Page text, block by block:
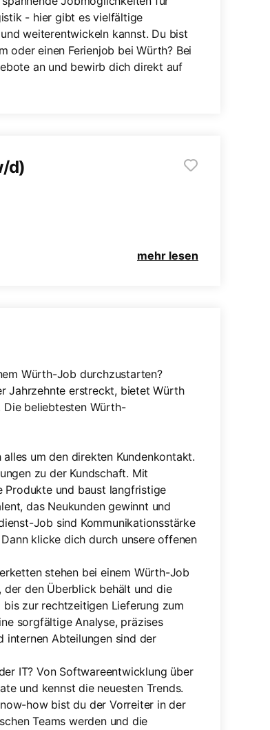
- hier gibt es vielfältige
weiterentwickeln kannst. Du bist
oder einen Ferienjob bei Würth? Bei
an und bewirb dich direkt auf
d)
mehr lesen
Würth-Job durchzustarten?
Jahrzehnte erstreckt, bietet Würth
Die beliebtesten Würth-
um den direkten Kundenkontakt.
zu der Kundschaft. Mit
Produkte und baust langfristige
das Neukunden gewinnt und
Job sind Kommunikationsstärke
klicke dich durch unsere offenen
stehen bei einem Würth-Job
den Überblick behält und die
zur rechtzeitigen Lieferung zum
sorgfältige Analyse, präzises
internen Abteilungen sind der
IT? Von Softwareentwicklung über
und kennst die neuesten Trends.
how bist du der Vorreiter in der
Teams werden und die